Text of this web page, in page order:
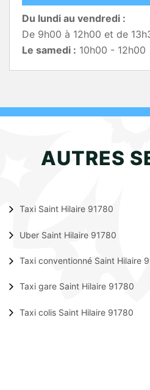
Du lundi au vendredi :
De 9h00 à 12h00 et de
Le samedi : 10h00 - 12h00
AUTRES
Taxi Saint Hilaire 91780
Uber Saint Hilaire 91780
Taxi conventionné Saint Hilaire
Taxi gare Saint Hilaire 91780
Taxi colis Saint Hilaire 91780